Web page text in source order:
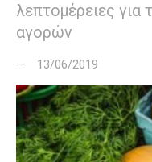
λεπτομέρειες για
αγορών
13/06/2019